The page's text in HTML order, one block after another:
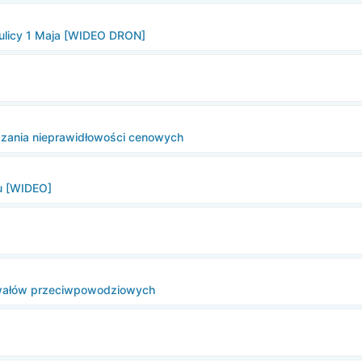
1 Maja [WIDEO DRON]
nieprawidłowości cenowych
[WIDEO]
przeciwpowodziowych